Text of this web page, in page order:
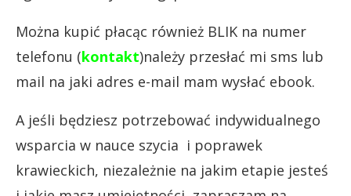
Można kupić płacąc również BLIK na numer
telefonu (kontakt)należy przesłać mi sms lub
mail na jaki adres e-mail mam wysłać ebook.
A jeśli będziesz potrzebować indywidualnego
wsparcia w nauce szycia i poprawek
krawieckich, niezależnie na jakim etapie jesteś